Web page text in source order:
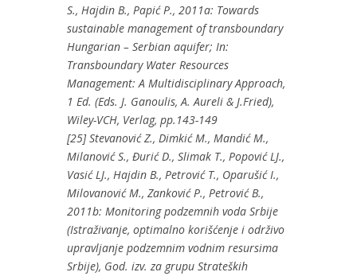
S., Hajdin B., Papić P., 2011a: Towards
sustainable management of transboundary
Hungarian – Serbian aquifer; In:
Transboundary Water Resources
Management: A Multidisciplinary Approach,
1 Ed. (Eds. J. Ganoulis, A. Aureli & J.Fried),
Wiley-VCH, Verlag, pp.143-149
[25] Stevanović Z., Dimkić M., Mandić M.,
Milanović S., Đurić D., Slimak T., Popović LJ.,
Vasić LJ., Hajdin B., Petrović T., Oparušić I.,
Milovanović M., Zanković P., Petrović B.,
2011b: Monitoring podzemnih voda Srbije
(Istraživanje, optimalno korišćenje i održivo
upravljanje podzemnim vodnim resursima
Srbije), God. izv. za grupu Strateških